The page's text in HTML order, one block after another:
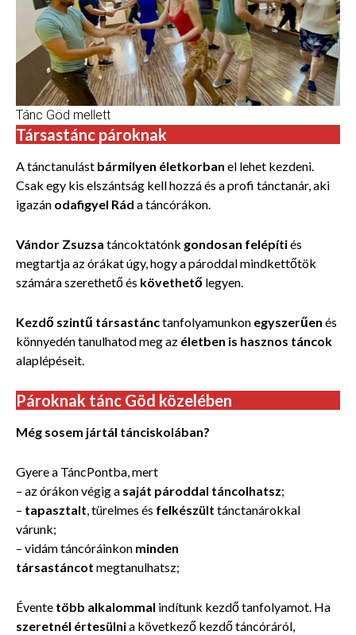
Tánc Göd mellett
Társastánc pároknak
A tánctanulást bármilyen életkorban el lehet kezdeni.
Csak egy kis elszántság kell hozzá és a profi tánctanár, aki
igazán odafigyel Rád a táncórákon.
Vándor Zsuzsa táncoktatónk gondosan felépítiés
megtartja az órákat úgy, hogy a pároddal mindkettőtök
számáraszerethető és követhető legyen.
Kezdő szintű társastánctanfolyamunkon egyszerűen és
könnyedén tanulhatod meg az életben is hasznos táncok
alaplépéseit.
Pároknak tánc Göd közelében
Még sosem jártál tánciskolában?
Gyere a TáncPontba, mert
– az órákon végig a saját pároddal táncolhatsz;
– tapasztalt, türelmes és felkészült tánctanárokkal
várunk;
– vidám táncóráinkon minden
társastáncot megtanulhatsz;
Évente több alkalommal indítunk kezdő tanfolyamot. Ha
szeretnél értesülnia következő kezdő táncóráról,